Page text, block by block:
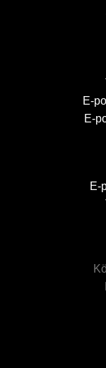
E-
E-
E-